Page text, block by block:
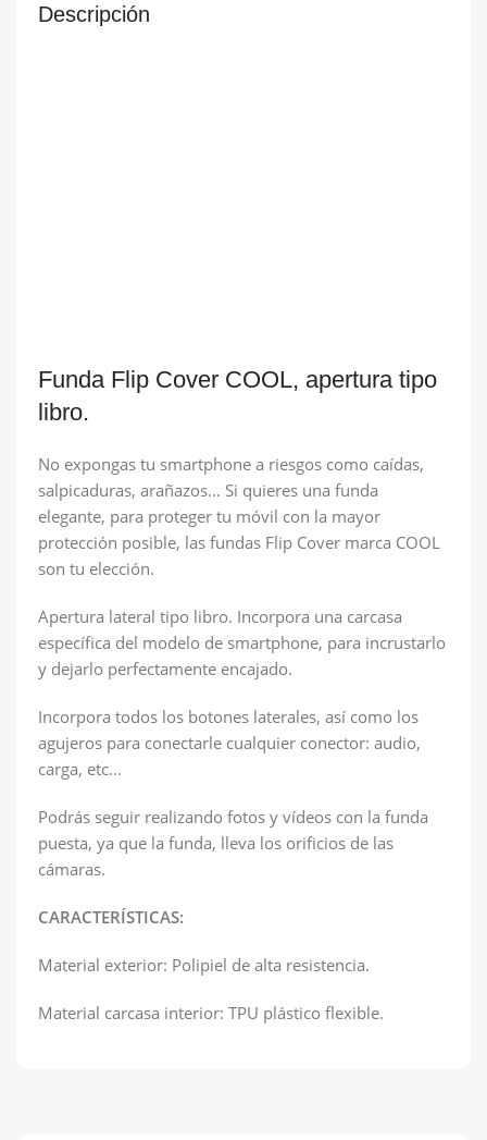
Descripción
Funda Flip Cover COOL, apertura tipo
libro.
No expongas tu smartphone a riesgos como caídas,
salpicaduras, arañazos… Si quieres una funda
elegante, para proteger tu móvil con la mayor
protección posible, las fundas Flip Cover marca COOL
son tu elección.
Apertura lateral tipo libro. Incorpora una carcasa
específica del modelo de smartphone, para incrustarlo
y dejarlo perfectamente encajado.
Incorpora todos los botones laterales, así como los
agujeros para conectarle cualquier conector: audio,
carga, etc…
Podrás seguir realizando fotos y vídeos con la funda
puesta, ya que la funda, lleva los orificios de las
cámaras.
CARACTERÍSTICAS:
Material exterior: Polipiel de alta resistencia.
Material carcasa interior: TPU plástico flexible.